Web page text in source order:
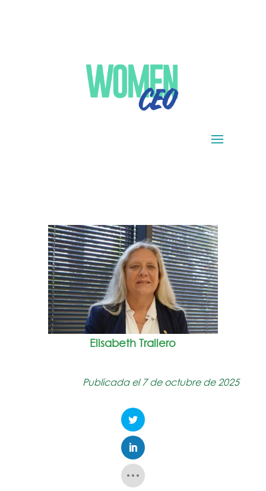
Elisabeth Trallero
Publicada el 7 de octubre de 2025